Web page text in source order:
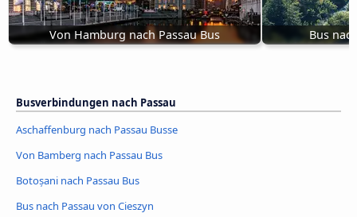
Von Hamburg nach Passau Bus Bus
Busverbindungen nach Passau
Aschaffenburg nach Passau Busse
Von Bamberg nach Passau Bus
Botoșani nach Passau Bus
Bus nach Passau von Cieszyn